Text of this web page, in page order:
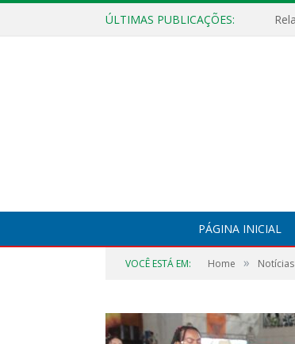
ÚLTIMAS PUBLICAÇÕES:
PÁGINA INICIAL
VOCÊ ESTÁ EM: Home » Notícias